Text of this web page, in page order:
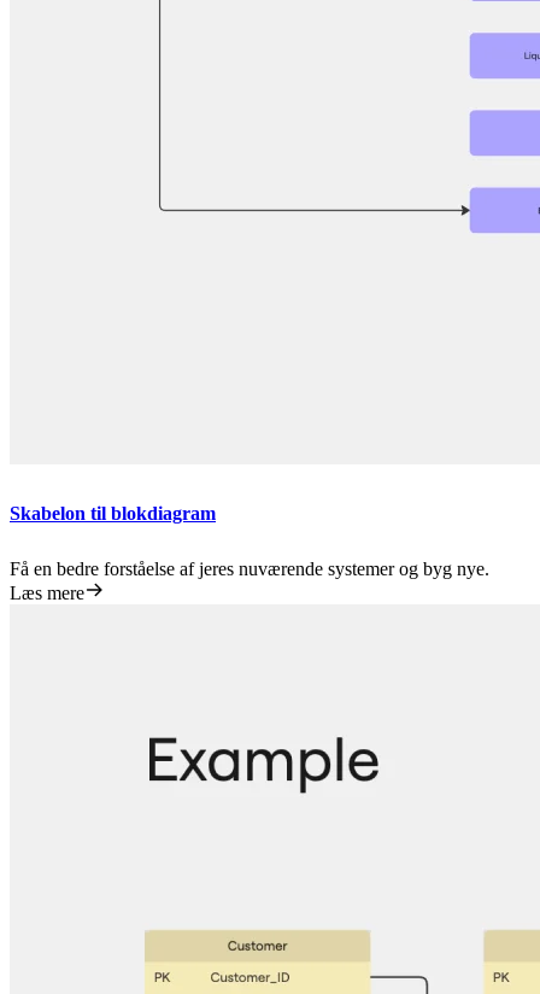
Skabelon til blokdiagram
Få en bedre forståelse af jeres nuværende systemer og byg nye.
Læs mere